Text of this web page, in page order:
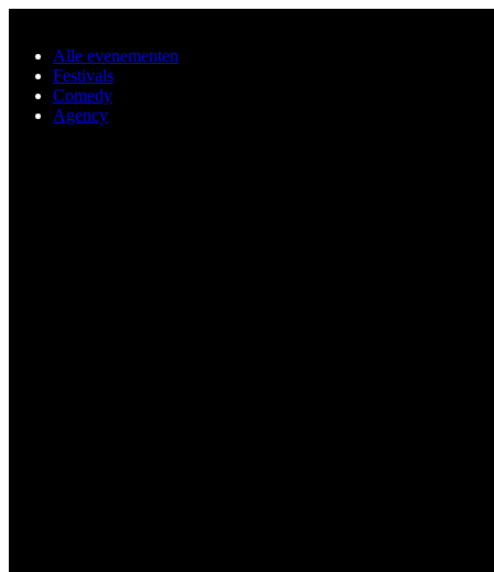
Alle evenementen
Festivals
Comedy
Agency